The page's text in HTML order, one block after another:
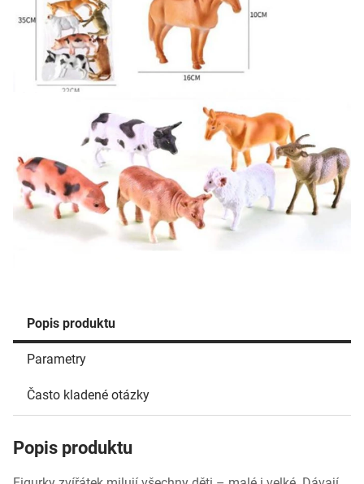
Popis produktu
Parametry
Často kladené otázky
Popis produktu